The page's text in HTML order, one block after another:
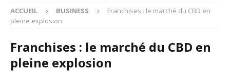
ACCUEIL BUSINESS
Franchises : le marché du CBD en
pleine explosion
Franchises : le marché du CBD en
pleine explosion